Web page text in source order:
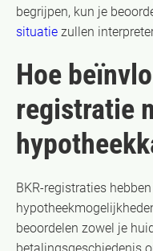
begrijpen, kun je
situatie zullen
Hoe
registratie
BKR-registraties
beoordelen zowel je